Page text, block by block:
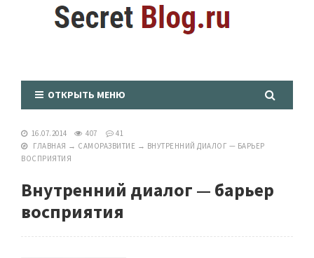
ОТКРЫТЬ МЕНЮ
16.07.2014 407
41
ГЛАВНАЯ → САМОРАЗВИТИЕ → ВНУТРЕННИЙ ДИАЛОГ — БАРЬЕР
ВОСПРИЯТИЯ
Внутренний диалог — барьер
восприятия